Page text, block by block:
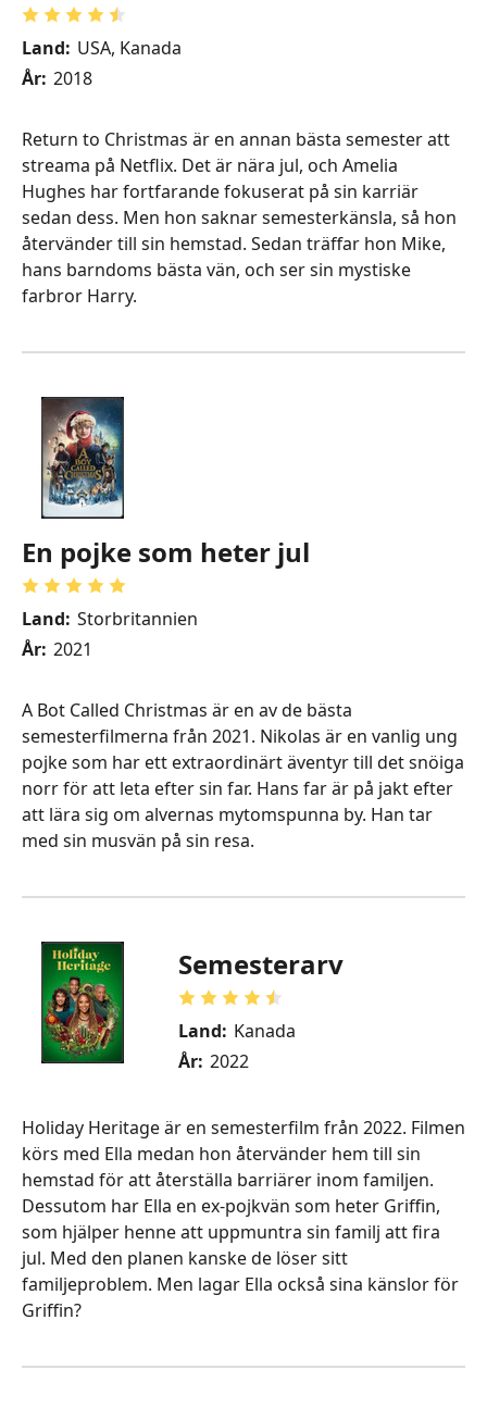
Land: USA, Kanada
År: 2018
Return to Christmas är en annan bästa semester att
streama på Netflix. Det är nära jul, och Amelia
Hughes har fortfarande fokuserat på sin karriär
sedan dess. Men hon saknar semesterkänsla, så hon
återvänder till sin hemstad. Sedan träffar hon Mike,
hans barndoms bästa vän, och ser sin mystiske
farbror Harry.
En pojke som heter jul
Land: Storbritannien
År: 2021
A Bot Called Christmas är en av de bästa
semesterfilmerna från 2021. Nikolas är en vanlig ung
pojke som har ett extraordinärt äventyr till det snöiga
norr för att leta efter sin far. Hans far är på jakt efter
att lära sig om alvernas mytomspunna by. Han tar
med sin musvän på sin resa.
Semesterarv
Land: Kanada
År: 2022
Holiday Heritage är en semesterfilm från 2022. Filmen
körs med Ella medan hon återvänder hem till sin
hemstad för att återställa barriärer inom familjen.
Dessutom har Ella en ex-pojkvän som heter Griffin,
som hjälper henne att uppmuntra sin familj att fira
jul. Med den planen kanske de löser sitt
familjeproblem. Men lagar Ella också sina känslor för
Griffin?